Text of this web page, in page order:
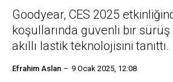
Goodyear, CES 2025
koşullarında güvenli bir
akıllı lastik teknolojisini tanıttı.
Efrahim Aslan 9 Ocak 2025, 12:08